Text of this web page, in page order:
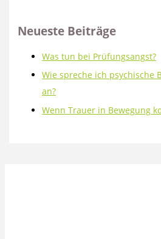
Neueste Beiträge
Was tun bei Prüfungsangst?
Wie spreche ich psychische
an?
Wenn Trauer in Bewegung